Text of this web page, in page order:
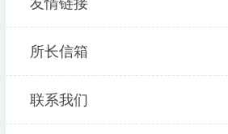
所长信箱
联系我们